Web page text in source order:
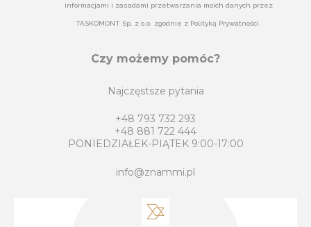
informacjami i zasadami przetwarzania moich danych przez
TASKOMONT Sp. z o.o. zgodnie z Polityką Prywatności.
Czy możemy pomóc?
Najczęstsze pytania
+48 793 732 293
+48 881 722 444
PONIEDZIAŁEK-PIĄTEK 9:00-17:00
info@znammi.pl